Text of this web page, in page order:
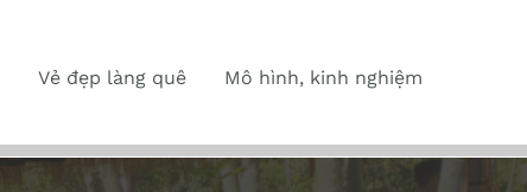
Vẻ đẹp làng quê Mô hình, kinh nghiệm